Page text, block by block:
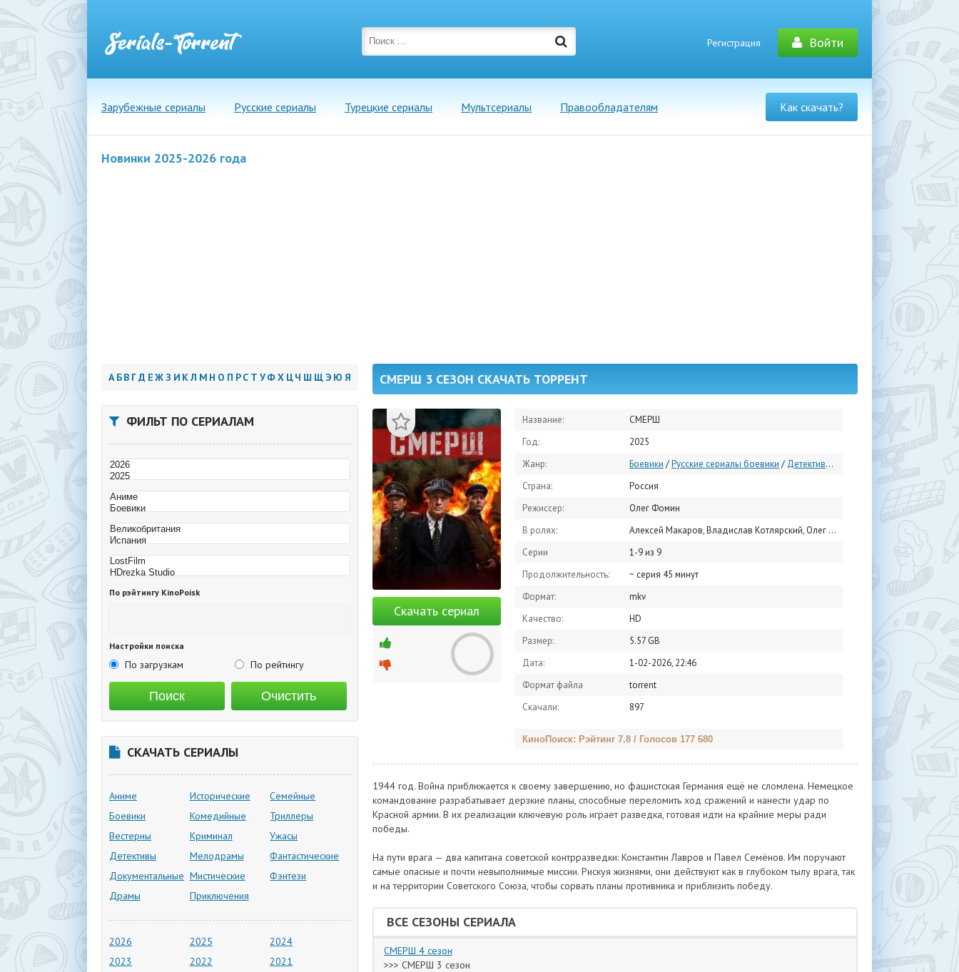
Регистрация Войти
Зарубежные сериалы Русские сериалы Турецкие сериалы Мультсериалы Правообладателям Как скачать?
Новинки 2025-2026 года
СМЕРШ 3 СЕЗОН СКАЧАТЬ ТОРРЕНТ
Скачать сериал
Название:
СМЕРШ
Год:
2025
Жанр:
Боевики /Русские сериалы боевики / Детективы /
Страна:
Россия
Режиссер:
Олег Фомин
В ролях:
Алексей Макаров, Владислав Котлярский, Олег Фомин, Леонид Громов, Николай Козак, Александр Обласов, Анатолий Гущин, Александра Богданова, Светлана Степанковская, Денис Константинов
Серии
1-9 из 9
Продолжительность:
~ серия 45 минут
Формат:
mkv
Качество:
HD
Размер:
5.57 GB
Дата:
1-02-2026, 22:46
Формат файла
torrent
Скачали:
897
КиноПоиск: Рэйтинг 7.8 / Голосов 177 680
1944 год. Война приближается к своему завершению, но фашистская Германия ещё не сломлена. Немецкое
командование разрабатывает дерзкие планы, способные переломить ход сражений и нанести удар по
Красной армии. В их реализации ключевую роль играет разведка, готовая идти на крайние меры ради
победы.
На пути врага — два капитана советской контрразведки: Константин Лавров и Павел Семёнов. Им поручают
самые опасные и почти невыполнимые миссии. Рискуя жизнями, они действуют как в глубоком тылу врага, так
и на территории Советского Союза, чтобы сорвать планы противника и приблизить победу.
ВСЕ СЕЗОНЫ СЕРИАЛА
СМЕРШ 4 сезон
>>> СМЕРШ 3 сезон
А БВ ГД ЕЖЗ И КЛ М Н О П РС Т УФ Х ЦЧ Ш ЩЭ Ю Я
ФИЛЬТ ПО СЕРИАЛАМ
По рэйтингу KinoPoisk
Настройки поиска
По загрузкам По рейтингу
СКАЧАТЬ СЕРИАЛЫ
Аниме
Боевики
Вестерны
Детективы
Документальные
Драмы
Исторические
Комедийные
Криминал
Мелодрамы
Мистические
Приключения
Семейные
Триллеры
Ужасы
Фантастические
Фэнтези
2026 2025
2024
2023
2022
2021